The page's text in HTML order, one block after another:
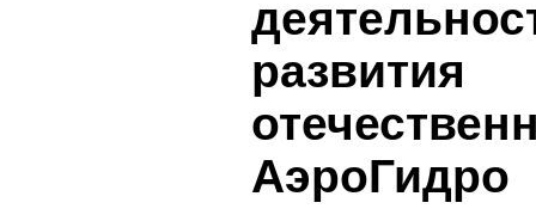
АэроГидро